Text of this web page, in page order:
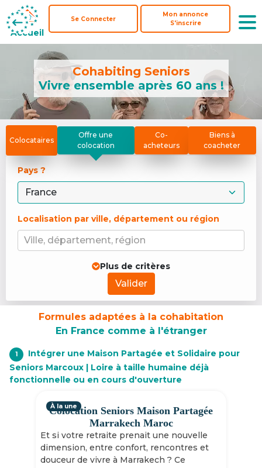
Accueil
Se Connecter
Mon annonce
S'inscrire
Accueil
Se Connecter
Mon annonce
S'inscrire
Cohabiting Seniors
Vivre ensemble après 60 ans !
Colocataires
Offre une
colocation
Co-
acheteurs
Biens à
coacheter
Pays ?
Localisation par ville, département ou région
Ville, département, région
Plus de critères
Valider
Formules adaptées à la cohabitation
En France comme à l'étranger
1
Intégrer une Maison Partagée et Solidaire pour
Seniors Marcoux | Loire à taille humaine déjà
fonctionnelle ou en cours d'ouverture
Colocation Seniors Maison Partagée
Marrakech Maroc
Et si votre retraite prenait une nouvelle
dimension, entre confort, rencontres et
douceur de vivre à Marrakech ? Ce
À la une